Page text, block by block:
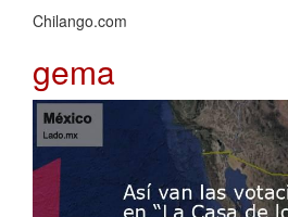
Chilango.com
gema